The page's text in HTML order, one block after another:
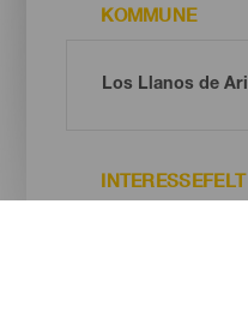
KOMMUNE
INTERESSEFELT